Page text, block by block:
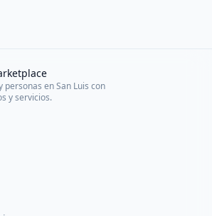
en San Luis con
y servicios.